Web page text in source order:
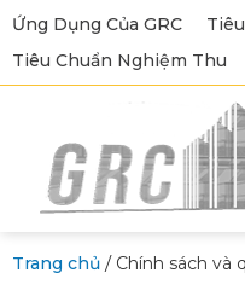
Ứng Dụng Của GRC
Tiêu Chuẩn Nghiệm Thu
Trang chủ / Chính sách và